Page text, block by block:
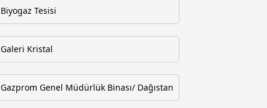
Biyogaz Tesisi
Galeri Kristal
Gazprom Genel Müdürlük Binası/ Dağıstan